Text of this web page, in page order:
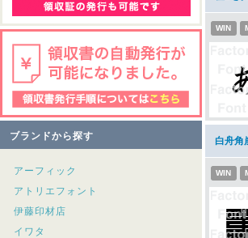
ブランドから探す
アーフィック
アトリエフォント
伊藤印材店
イワタ
WIN
白舟角
WIN